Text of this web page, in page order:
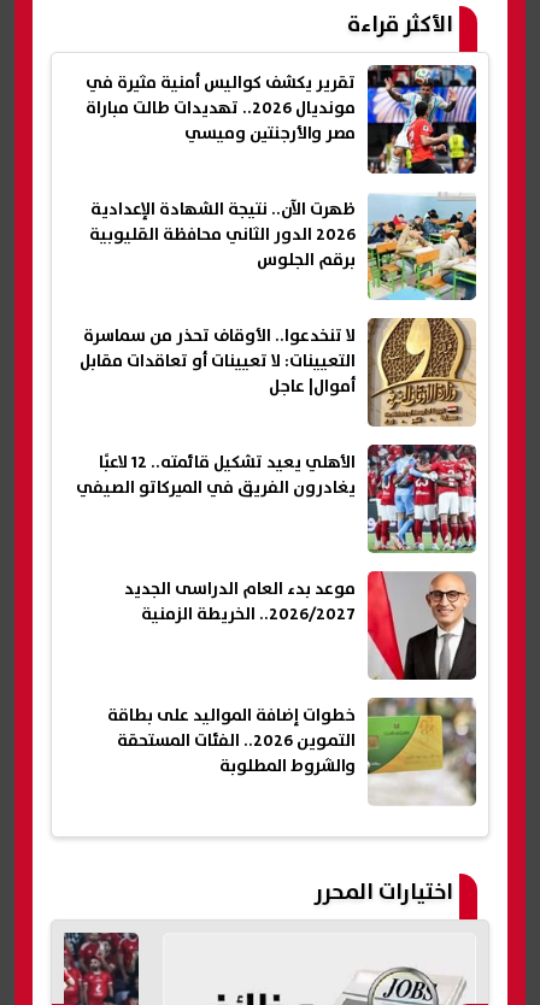
الأكثر قراءة
تقرير يكشف كواليس أمنية مثيرة في
مونديال 2026.. تهديدات طالت مباراة
مصر والأرجنتين وميسي
ظهرت الآن.. نتيجة الشهادة الإعدادية
2026 الدور الثاني محافظة القليوبية
برقم الجلوس
لا تنخدعوا.. الأوقاف تحذر من سماسرة
التعيينات: لا تعيينات أو تعاقدات مقابل
أموال| عاجل
الأهلي يعيد تشكيل قائمته.. 12 لاعبًا
يغادرون الفريق في الميركاتو الصيفي
موعد بدء العام الدراسى الجديد
2026/2027.. الخريطة الزمنية
خطوات إضافة المواليد على بطاقة
التموين 2026.. الفئات المستحقة
والشروط المطلوبة
اختيارات المحرر